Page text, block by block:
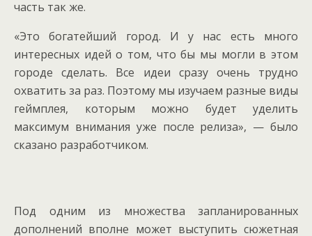
часть так же.
«Это богатейший город. И у нас есть много
интересных идей о том, что бы мы могли в этом
городе сделать. Все идеи сразу очень трудно
охватить за раз. Поэтому мы изучаем разные виды
геймплея, которым можно будет уделить
максимум внимания уже после релиза», — было
сказано разработчиком.
Под одним из множества запланированных
дополнений вполне может выступить сюжетная